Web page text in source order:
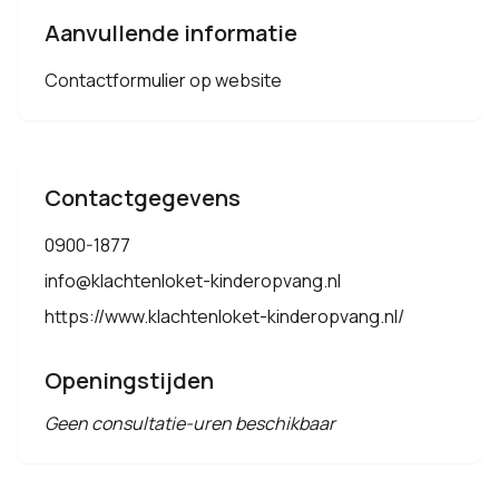
Aanvullende informatie
Contactformulier op website
Contactgegevens
0900-1877
info@klachtenloket-kinderopvang.nl
https://www.klachtenloket-kinderopvang.nl/
Openingstijden
Geen consultatie-uren beschikbaar